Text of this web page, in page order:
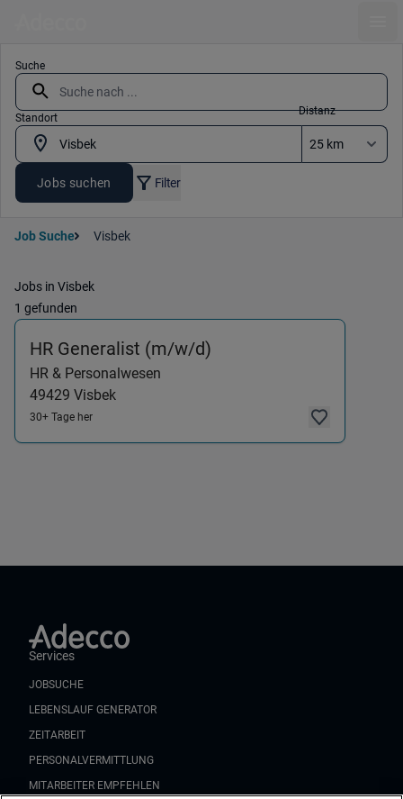
Suche
Standort
Distanz
Jobs suchen Filter
Job Suche Visbek
Jobs in Visbek
1 gefunden
HR Generalist (m/w/d)
HR & Personalwesen
49429 Visbek
30+ Tage her
Services
JOBSUCHE
LEBENSLAUF GENERATOR
ZEITARBEIT
PERSONALVERMITTLUNG
MITARBEITER EMPFEHLEN